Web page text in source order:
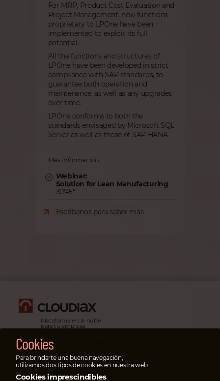
For MRP, Product Cost Evaluation and
Project Management, new functions
proprietary to LPOne have been
implemented to exploit its full
potential.
All the functions and structures of
LPOne have been developed in strict
compliance with SAP standards, to
guarantee both operation and
maintenance, as well as any upgrades
over time.
LPOne conforms to both the
standards envisaged by Microsoft SQL
Server as well as those of SAP HANA.
Más información
Webinar:
Solution for Lean Manufacturing
30'45"
Escríbenos para saber más
Plataforma en la nube
para tu empresa
Aviso legal e impressum
Privacidad de datos
Casos de emergencia
En casos de emergencia
Cookies
Para brindarte una buena navegación,
utilizamos dos tipos de cookies en nuestra web:
Cookies imprescindibles